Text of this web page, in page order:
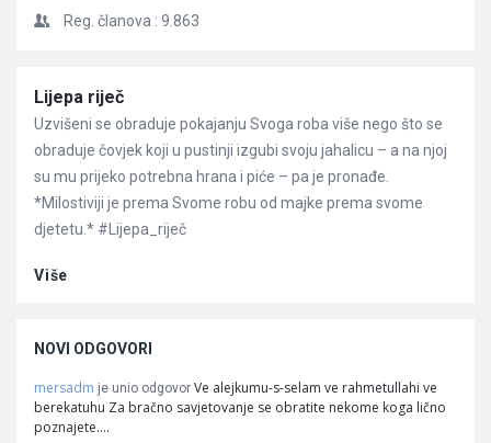
Reg. članova : 9.863
Članci
Lijepa riječ
Uzvišeni se obraduje pokajanju Svoga roba više nego što se
obraduje čovjek koji u pustinji izgubi svoju jahalicu – a na njoj
su mu prijeko potrebna hrana i piće – pa je pronađe.
*Milostiviji je prema Svome robu od majke prema svome
djetetu.* #Lijepa_riječ
Više
NOVI ODGOVORI
mersadm je unio odgovor Ve alejkumu-s-selam ve rahmetullahi ve
berekatuhu Za bračno savjetovanje se obratite nekome koga lično
poznajete.…